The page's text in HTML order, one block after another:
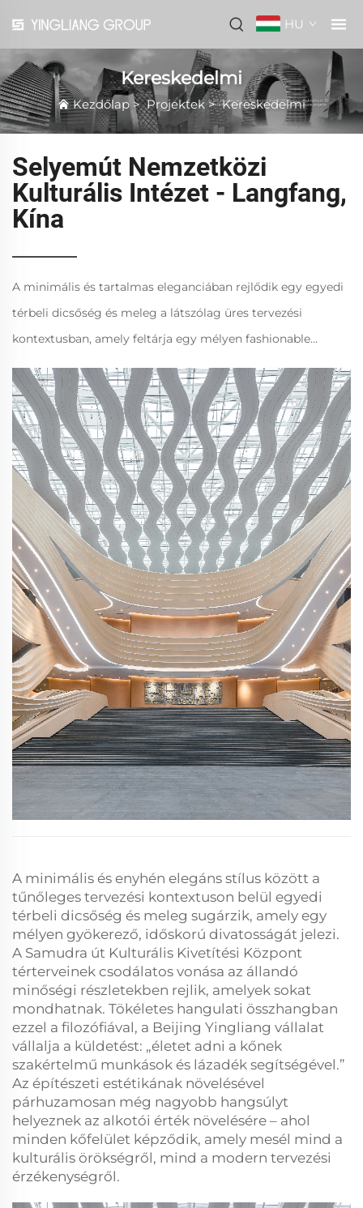
HU
Kereskedelmi
Kezdőlap>Projektek>Kereskedelmi
Selyemút Nemzetközi
Kulturális Intézet - Langfang,
Kína
A minimális és tartalmas eleganciában rejlődik egy egyedi
térbeli dicsőség és meleg a látszólag üres tervezési
kontextusban, amely feltárja egy mélyen fashionable
időszert. A Samudra Út Nemzetközi Kulturális Cserék...
A minimális és enyhén elegáns stílus között a
tűnőleges tervezési kontextuson belül egyedi
térbeli dicsőség és meleg sugárzik, amely egy
mélyen gyökerező, időskorú divatosságát jelezi.
A Samudra út Kulturális Kivetítési Központ
térterveinek csodálatos vonása az állandó
minőségi részletekben rejlik, amelyek sokat
mondhatnak. Tökéletes hangulati összhangban
ezzel a filozófiával, a Beijing Yingliang vállalat
vállalja a küldetést: „életet adni a kőnek
szakértelmű munkások és lázadék segítségével.”
Az építészeti estétikának növelésével
párhuzamosan még nagyobb hangsúlyt
helyeznek az alkotói érték növelésére – ahol
minden kőfelület képződik, amely mesél mind a
kulturális örökségről, mind a modern tervezési
érzékenységről.